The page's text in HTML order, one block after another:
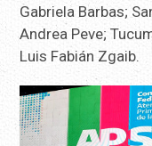
Gabriela Barbas;
Andrea Peve;
Luis Fabián Zgaib.